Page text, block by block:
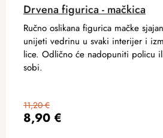
Drvena figurica - mačkica
8,90 €
11,20 €
Ručno oslikana figurica mačke
unijeti vedrinu u svaki interijer i
lice. Odlično će nadopuniti policu
sobi.